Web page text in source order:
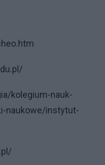
kolegium-nauk-
naukowe/instytut-